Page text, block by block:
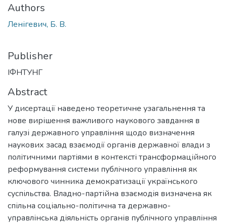
Authors
Ленігевич, Б. В.
Publisher
ІФНТУНГ
Abstract
У дисертації наведено теоретичне узагальнення та
нове вирішення важливого наукового завдання в
галузі державного управління щодо визначення
наукових засад взаємодії органів державної влади з
політичними партіями в контексті трансформаційного
реформування системи публічного управління як
ключового чинника демократизації українського
суспільства. Владно-партійна взаємодія визначена як
спільна соціально-політична та державно-
управлінська діяльність органів публічного управління